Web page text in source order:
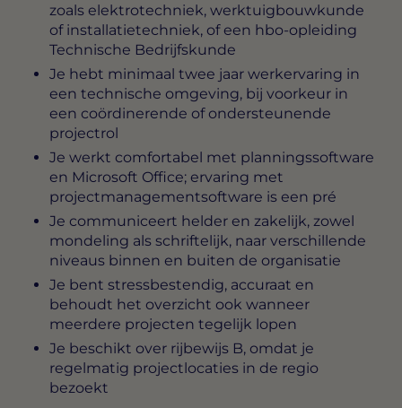
zoals elektrotechniek, werktuigbouwkunde
of installatietechniek, of een hbo-opleiding
Technische Bedrijfskunde
Je hebt minimaal twee jaar werkervaring in
een technische omgeving, bij voorkeur in
een coördinerende of ondersteunende
projectrol
Je werkt comfortabel met planningssoftware
en Microsoft Office; ervaring met
projectmanagementsoftware is een pré
Je communiceert helder en zakelijk, zowel
mondeling als schriftelijk, naar verschillende
niveaus binnen en buiten de organisatie
Je bent stressbestendig, accuraat en
behoudt het overzicht ook wanneer
meerdere projecten tegelijk lopen
Je beschikt over rijbewijs B, omdat je
regelmatig projectlocaties in de regio
bezoekt